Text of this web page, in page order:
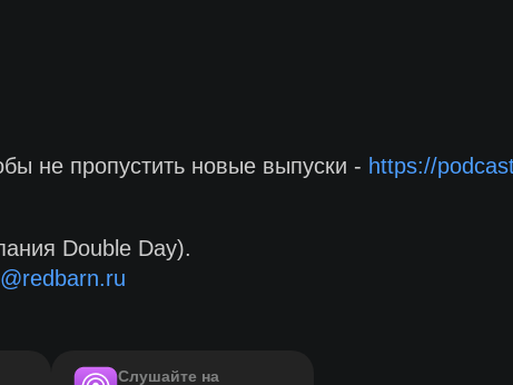
не пропустить новые выпуски - https://
Double Day).
Слушайте на